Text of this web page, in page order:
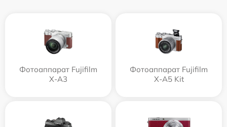
Фотоаппарат Fujifilm
X-A3
Фотоаппарат Fujifilm
X-A5 Kit